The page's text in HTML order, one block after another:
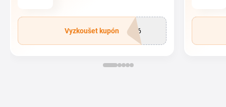
K26
Vyzkoušet kupón